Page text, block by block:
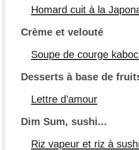
Homard cuit à la
Crème et velouté
Soupe de courge
Desserts à base de
Lettre d’amour
Dim Sum, sushi...
Riz vapeur et riz à sushi